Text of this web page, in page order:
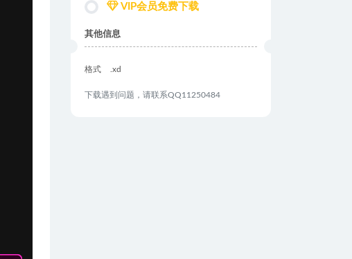
VIP会员免费下载
其他信息
格式 .xd
下载遇到问题，请联系QQ11250484